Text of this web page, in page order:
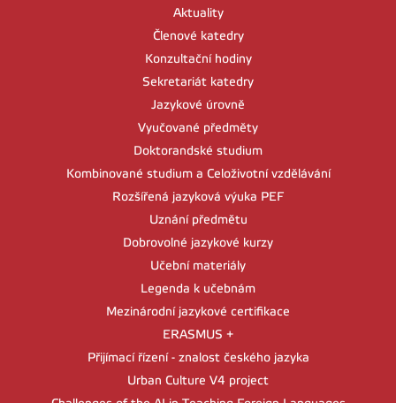
Aktuality
Členové katedry
Konzultační hodiny
Sekretariát katedry
Jazykové úrovně
Vyučované předměty
Doktorandské studium
Kombinované studium a Celoživotní vzdělávání
Rozšířená jazyková výuka PEF
Uznání předmětu
Dobrovolné jazykové kurzy
Učební materiály
Legenda k učebnám
Mezinárodní jazykové certifikace
ERASMUS +
Přijímací řízení - znalost českého jazyka
Urban Culture V4 project